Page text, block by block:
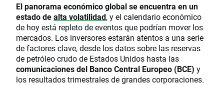
El panorama económico global se encuentra en un
estado dealta volatilidad,y el calendario económico
de hoy está repleto de eventos que podrían mover los
mercados. Los inversores estarán atentos a una serie
de factores clave, desde los datos sobre las reservas
de petróleo crudo de Estados Unidos hasta las
comunicaciones del Banco Central Europeo (BCE) y
los resultados trimestrales de grandes corporaciones.